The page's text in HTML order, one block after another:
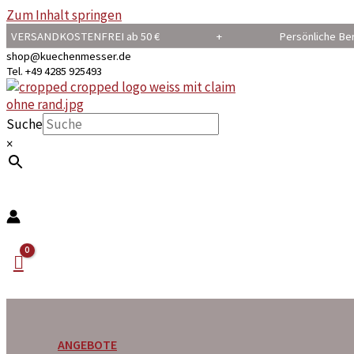
Zum Inhalt springen
VERSANDKOSTENFREI ab 50 € +
shop@kuechenmesser.de
Tel. +49 4285 925493
Suche
×
ANGEBOTE